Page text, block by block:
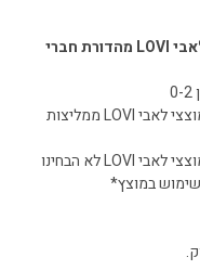
התחלה של חברות מופלאה עם מוצצי לאבי LOVI מהדורת חברי
• 90% מההורים והמיילדות שהשתמשו במוצצי לאבי LOVI ממליצות
• 91% מההורים והמיילדות שהשתמשו במוצצי לאבי LOVI לא הבחינו
במוצץ*